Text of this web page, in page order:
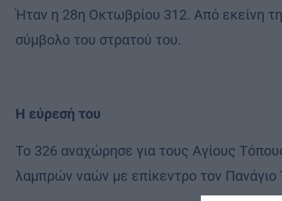
Ήταν η 28η Οκτωβρίου 312. Από εκείνη
σύμβολο του στρατού του.
Η εύρεσή του
Το 326 αναχώρησε για τους Αγίους
λαμπρών ναών με επίκεντρο τον Πανάγιο